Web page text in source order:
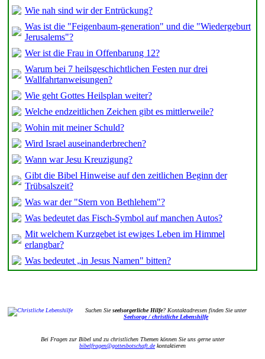
Wie nah sind wir der Entrückung?
Was ist die "Feigenbaum-generation" und die "Wiedergeburt
Jerusalems"?
Wer ist die Frau in Offenbarung 12?
Warum bei 7 heilsgeschichtlichen Festen nur drei
Wallfahrtanweisungen?
Wie geht Gottes Heilsplan weiter?
Welche endzeitlichen Zeichen gibt es mittlerweile?
Wohin mit meiner Schuld?
Wird Israel auseinanderbrechen?
Wann war Jesu Kreuzigung?
Gibt die Bibel Hinweise auf den zeitlichen Beginn der
Trübsalszeit?
Was war der "Stern von Bethlehem"?
Was bedeutet das Fisch-Symbol auf manchen Autos?
Mit welchem Kurzgebet ist ewiges Leben im Himmel
erlangbar?
Was bedeutet „in Jesus Namen" bitten?
Suchen Sieseelsorgerliche Hilfe? Kontaktadressen finden Sie unter
Seelsorge / christliche Lebenshilfe
Bei Fragen zur Bibel und zu christlichen Themen können Sie uns gerne unter
bibelfragen@gottesbotschaft.dekontaktieren